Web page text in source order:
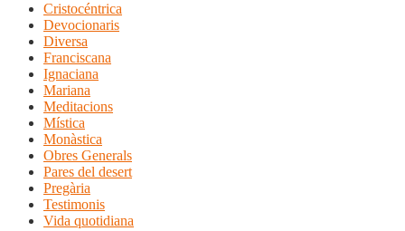
Cristocéntrica
Devocionaris
Diversa
Franciscana
Ignaciana
Mariana
Meditacions
Mística
Monàstica
Obres Generals
Pares del desert
Pregària
Testimonis
Vida quotidiana